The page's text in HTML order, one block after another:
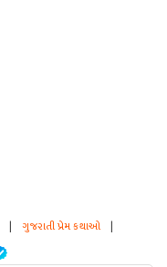
| ગુજરાતી પ્રેમ કથાઓ |